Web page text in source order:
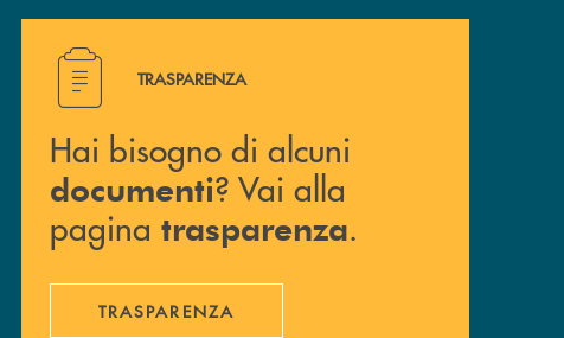
Hai bisogno di alcuni documenti ? Vai alla pagina
TRASPARENZA
Hai bisogno di alcuni
documenti? Vai alla
pagina trasparenza.
TRASPARENZA